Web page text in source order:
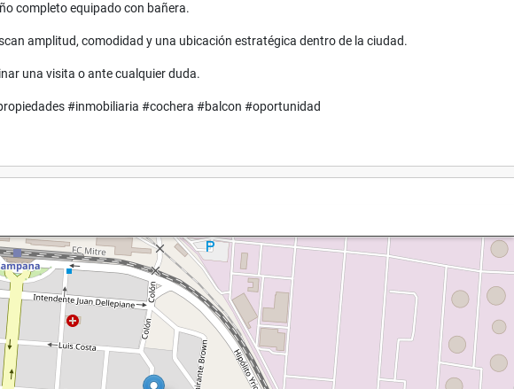
completo equipado con bañera.
amplitud, comodidad y una ubicación estratégica dentro de la ciudad.
una visita o ante cualquier duda.
#inmobiliaria #cochera #balcon #oportunidad